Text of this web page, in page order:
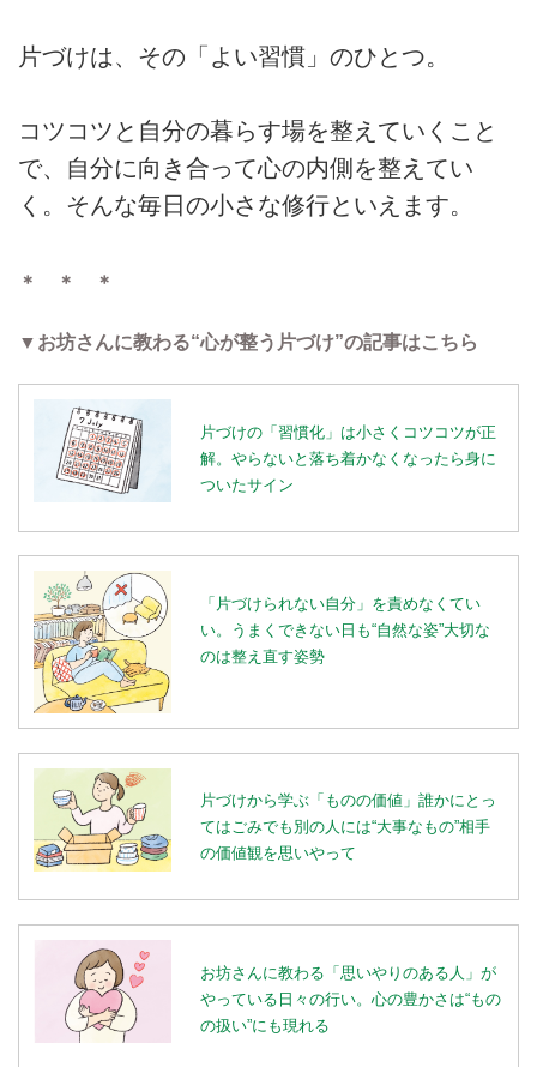
片づけは、その「よい習慣」のひとつ。
コツコツと自分の暮らす場を整えていくこと
で、自分に向き合って心の内側を整えてい
く。そんな毎日の小さな修行といえます。
＊ ＊ ＊
▼お坊さんに教わる“心が整う片づけ”の記事はこちら
片づけの「習慣化」は小さくコツコツが正
解。やらないと落ち着かなくなったら身に
ついたサイン
「片づけられない自分」を責めなくてい
い。うまくできない日も“自然な姿”大切な
のは整え直す姿勢
片づけから学ぶ「ものの価値」誰かにとっ
てはごみでも別の人には“大事なもの”相手
の価値観を思いやって
お坊さんに教わる「思いやりのある人」が
やっている日々の行い。心の豊かさは“もの
の扱い”にも現れる